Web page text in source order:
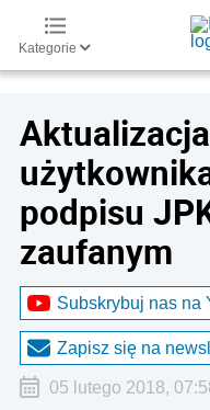
Kategorie
podpisu
zaufanym
Subskrybuj nas na
Zapisz się na
05 lutego 2018,